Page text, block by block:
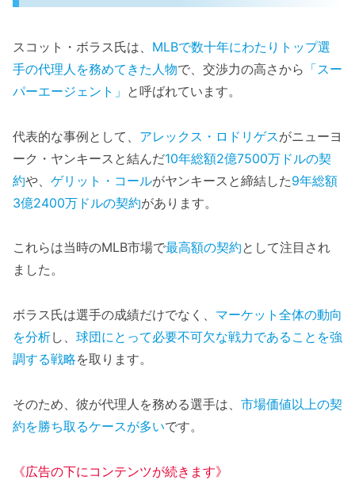
スコット・ボラス氏は、 MLBで数十年にわたりトップ選
手の代理人を務めてきた人物で、交渉力の高さから 「スー
パーエージェント」 と呼ばれています。
代表的な事例として、 アレックス・ロドリゲスがニューヨ
ーク・ヤンキースと結んだ10年総額2億7500万ドルの契
約や、 ゲリット・コールがヤンキースと締結した9年総額
3億2400万ドルの契約があります。
これらは当時のMLB市場で最高額の契約として注目され
ました。
ボラス氏は選手の成績だけでなく、 マーケット全体の動向
を分析し、 球団にとって必要不可欠な戦力であることを強
調する戦略を取ります。
そのため、彼が代理人を務める選手は、 市場価値以上の契
約を勝ち取るケースが多いです。
《広告の下にコンテンツが続きます》